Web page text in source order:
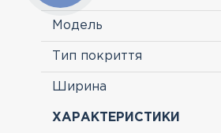
Модель
Тип покриття
Ширина
ХАРАКТЕРИСТИКИ